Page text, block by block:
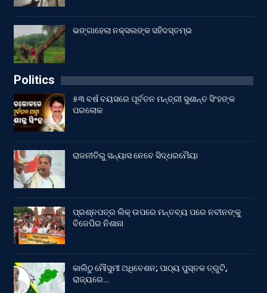
ଭଙ୍ଗାହେଲା ନକ୍ସଲଙ୍କ ସହିଦସ୍ତମ୍ଭ
Politics
୫୩ ବର୍ଷ ବୟସରେ ପୂର୍ବତନ ମନ୍ତ୍ରୀ ସୁଶାନ୍ତ ସିଂହଙ୍କ
ପରଲୋକ
ରାଜନୀତିରୁ ସନ୍ୟାସ ନେବେ ସିଦ୍ଧରମୈୟା
ପ୍ରଶ୍ନପତ୍ର ଲିକ୍ ଉପରେ ମନ୍ତବ୍ୟ ପରେ ନବୀନଙ୍କୁ
ବିଜେପିର ନିଶାନା
କାଲିଠୁ ମୌସୁମୀ ଅଧିବେଶନ; ପାଠ୍ୟ ପୁସ୍ତକ ତ୍ରୁଟି,
ରାଜ୍ୟରେ…